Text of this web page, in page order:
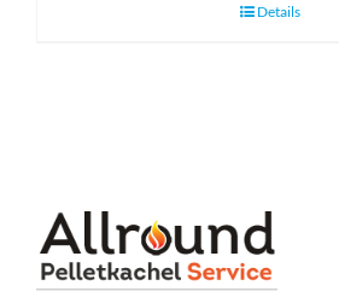
Details